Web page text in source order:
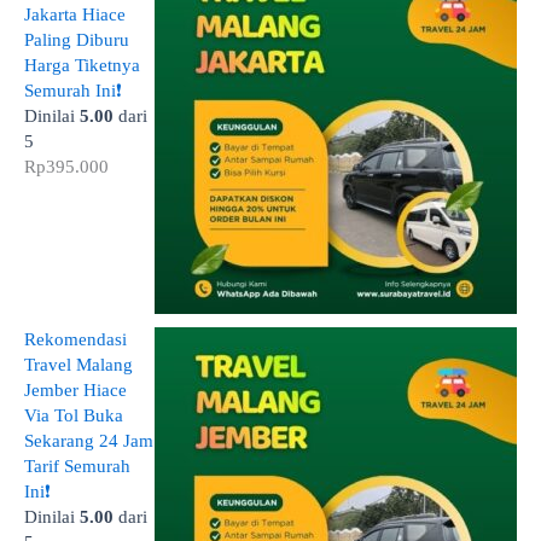
Jakarta Hiace
Paling Diburu
Harga Tiketnya
Semurah Ini❗
Dinilai 5.00 dari
5
Rp395.000
Rekomendasi
Travel Malang
Jember Hiace
Via Tol Buka
Sekarang 24 Jam
Tarif Semurah
Ini❗
Dinilai 5.00 dari